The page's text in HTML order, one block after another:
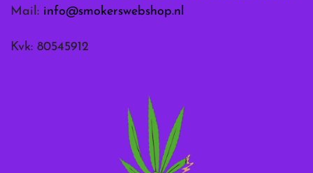
Mail: info@smokerswebshop.nl
Kvk: 80545912